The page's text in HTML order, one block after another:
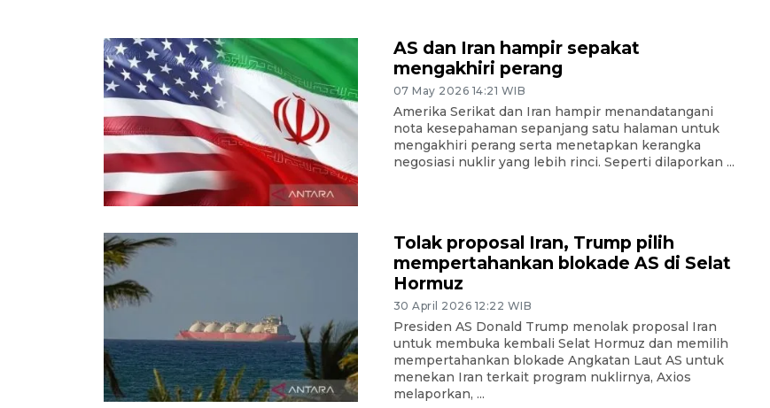
AS dan Iran hampir sepakat
mengakhiri perang
07 May 2026 14:21 WIB
Amerika Serikat dan Iran hampir menandatangani
nota kesepahaman sepanjang satu halaman untuk
mengakhiri perang serta menetapkan kerangka
negosiasi nuklir yang lebih rinci. Seperti dilaporkan ...
Tolak proposal Iran, Trump pilih
mempertahankan blokade AS di Selat
Hormuz
30 April 2026 12:22 WIB
Presiden AS Donald Trump menolak proposal Iran
untuk membuka kembali Selat Hormuz dan memilih
mempertahankan blokade Angkatan Laut AS untuk
menekan Iran terkait program nuklirnya, Axios
melaporkan, ...